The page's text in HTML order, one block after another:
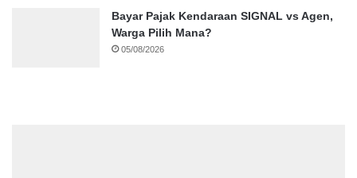
Bayar Pajak Kendaraan SIGNAL vs Agen,
Warga Pilih Mana?
05/08/2026